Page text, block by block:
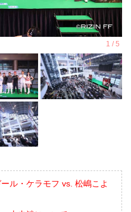
ル・ケラモフ vs. 松嶋こよ